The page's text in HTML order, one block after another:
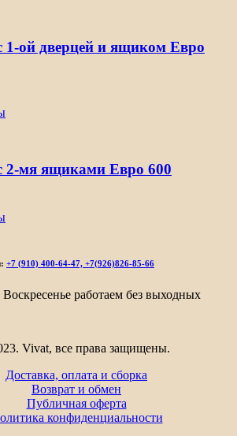
ой дверцей и ящиком Евро
мя ящиками Евро 600
+7 (910) 400-64-47, +7(926)826-85-66
работаем без выходных
Vivat, все права защищены.
Доставка, оплата и сборка
Возврат и обмен
Публичная оферта
конфиденциальности